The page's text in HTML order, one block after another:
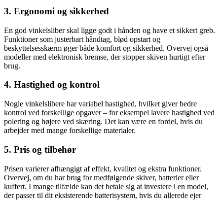
3. Ergonomi og sikkerhed
En god vinkelsliber skal ligge godt i hånden og have et sikkert greb.
Funktioner som justerbart håndtag, blød opstart og
beskyttelsesskærm øger både komfort og sikkerhed. Overvej også
modeller med elektronisk bremse, der stopper skiven hurtigt efter
brug.
4. Hastighed og kontrol
Nogle vinkelslibere har variabel hastighed, hvilket giver bedre
kontrol ved forskellige opgaver – for eksempel lavere hastighed ved
polering og højere ved skæring. Det kan være en fordel, hvis du
arbejder med mange forskellige materialer.
5. Pris og tilbehør
Prisen varierer afhængigt af effekt, kvalitet og ekstra funktioner.
Overvej, om du har brug for medfølgende skiver, batterier eller
kuffert. I mange tilfælde kan det betale sig at investere i en model,
der passer til dit eksisterende batterisystem, hvis du allerede ejer